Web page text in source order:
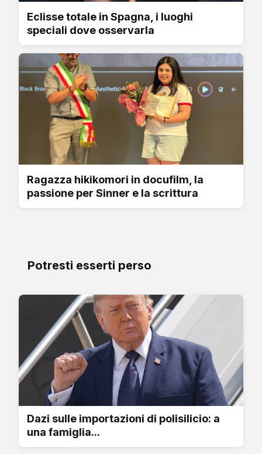
Eclisse totale in Spagna, i luoghi
speciali dove osservarla
Ragazza hikikomori in docufilm, la
passione per Sinner e la scrittura
Potresti esserti perso
Dazi sulle importazioni di polisilicio: a
una famiglia...